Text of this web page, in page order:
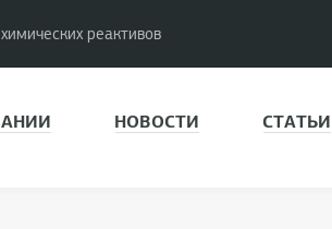
реактивов
НОВОСТИ СТАТЬИ